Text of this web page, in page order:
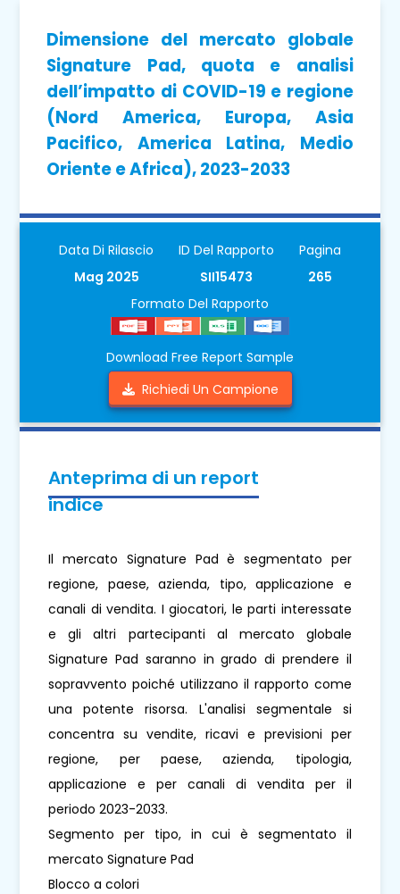
Dimensione del mercato globale
Signature Pad, quota e analisi
dell’impatto di COVID-19 e regione
(Nord America, Europa, Asia
Pacifico, America Latina, Medio
Oriente e Africa), 2023-2033
Data Di Rilascio
Mag 2025
ID Del Rapporto
SII15473
Pagina
265
Formato Del Rapporto
Download Free Report Sample
Richiedi Un Campione
Anteprima di un report
indice
Il mercato Signature Pad è segmentato per
regione, paese, azienda, tipo, applicazione e
canali di vendita. I giocatori, le parti interessate
e gli altri partecipanti al mercato globale
Signature Pad saranno in grado di prendere il
sopravvento poiché utilizzano il rapporto come
una potente risorsa. L'analisi segmentale si
concentra su vendite, ricavi e previsioni per
regione, per paese, azienda, tipologia,
applicazione e per canali di vendita per il
periodo 2023-2033.
Segmento per tipo, in cui è segmentato il
mercato Signature Pad
Blocco a colori